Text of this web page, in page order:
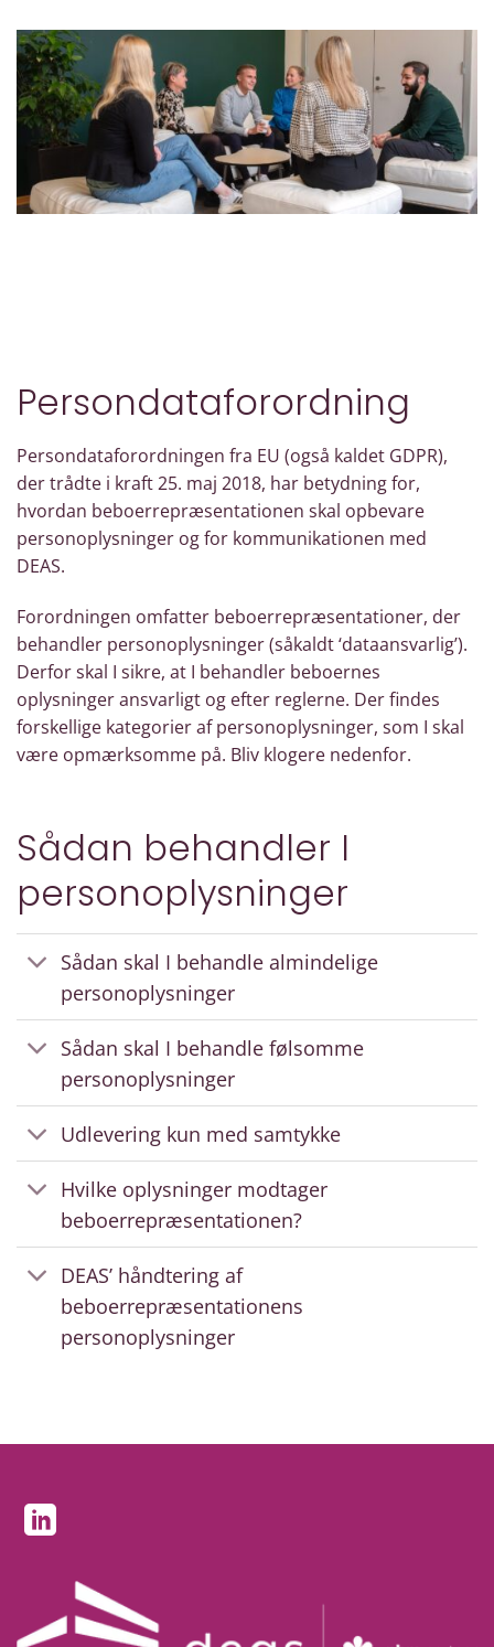
Persondataforordning
Persondataforordningen fra EU (også kaldet GDPR),
der trådte i kraft 25. maj 2018, har betydning for,
hvordan beboerrepræsentationen skal opbevare
personoplysninger og for kommunikationen med
DEAS.
Forordningen omfatter beboerrepræsentationer, der
behandler personoplysninger (såkaldt ‘dataansvarlig’).
Derfor skal I sikre, at I behandler beboernes
oplysninger ansvarligt og efter reglerne. Der findes
forskellige kategorier af personoplysninger, som I skal
være opmærksomme på. Bliv klogere nedenfor.
Sådan behandler I
personoplysninger
Sådan skal I behandle almindelige
personoplysninger
Sådan skal I behandle følsomme
personoplysninger
Udlevering kun med samtykke
Hvilke oplysninger modtager
beboerrepræsentationen?
DEAS’ håndtering af
beboerrepræsentationens
personoplysninger